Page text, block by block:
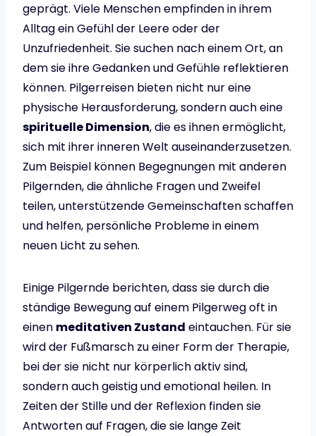
geprägt. Viele Menschen empfinden in ihrem
Alltag ein Gefühl der Leere oder der
Unzufriedenheit. Sie suchen nach einem Ort, an
dem sie ihre Gedanken und Gefühle reflektieren
können. Pilgerreisen bieten nicht nur eine
physische Herausforderung, sondern auch eine
spirituelle Dimension, die es ihnen ermöglicht,
sich mit ihrer inneren Welt auseinanderzusetzen.
Zum Beispiel können Begegnungen mit anderen
Pilgernden, die ähnliche Fragen und Zweifel
teilen, unterstützende Gemeinschaften schaffen
und helfen, persönliche Probleme in einem
neuen Licht zu sehen.
Einige Pilgernde berichten, dass sie durch die
ständige Bewegung auf einem Pilgerweg oft in
einen meditativen Zustand eintauchen. Für sie
wird der Fußmarsch zu einer Form der Therapie,
bei der sie nicht nur körperlich aktiv sind,
sondern auch geistig und emotional heilen. In
Zeiten der Stille und der Reflexion finden sie
Antworten auf Fragen, die sie lange Zeit